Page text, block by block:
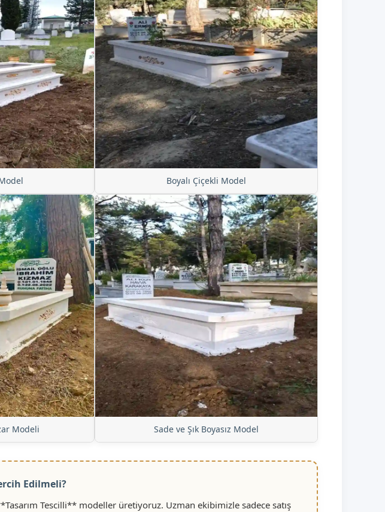
Boyalı Çiçekli Model
Modeli Sade ve Şık Boyasız Model
Edilmeli?
Tescilli** modeller üretiyoruz. Uzman ekibimizle sadece satış